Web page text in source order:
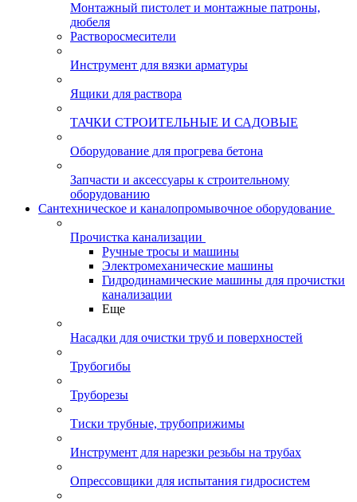
Монтажный пистолет и монтажные патроны,
дюбеля
Растворосмесители
Инструмент для вязки арматуры
Ящики для раствора
ТАЧКИ СТРОИТЕЛЬНЫЕ И САДОВЫЕ
Оборудование для прогрева бетона
Запчасти и аксессуары к строительному
оборудованию
Сантехническое и каналопромывочное оборудование
Прочистка канализации
Ручные тросы и машины
Электромеханические машины
Гидродинамические машины для прочистки
канализации
Еще
Насадки для очистки труб и поверхностей
Трубогибы
Труборезы
Тиски трубные, трубоприжимы
Инструмент для нарезки резьбы на трубах
Опрессовщики для испытания гидросистем